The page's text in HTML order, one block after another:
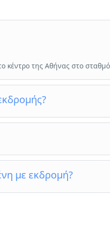
κέντρο της Αθήνας στο
με εκδρομή?